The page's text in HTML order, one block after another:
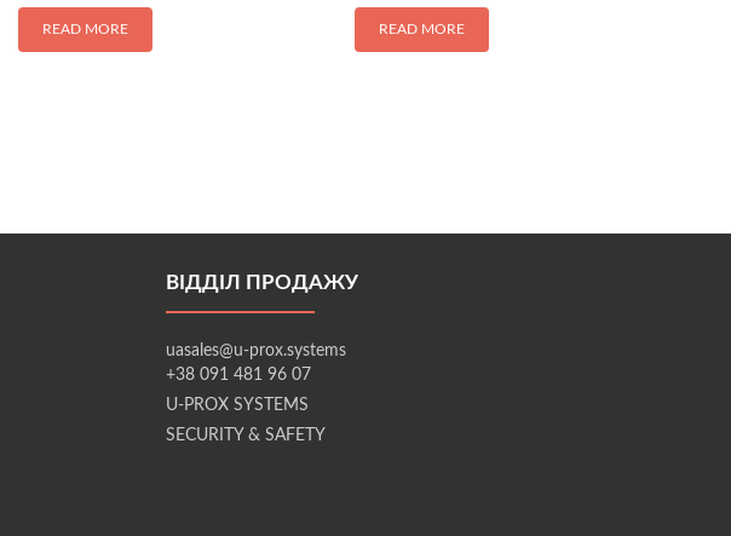
READ MORE READ MORE
ВІДДІЛ ПРОДАЖУ
uasales@u-prox.systems
+38 091 481 96 07
U-PROX SYSTEMS
SECURITY & SAFETY